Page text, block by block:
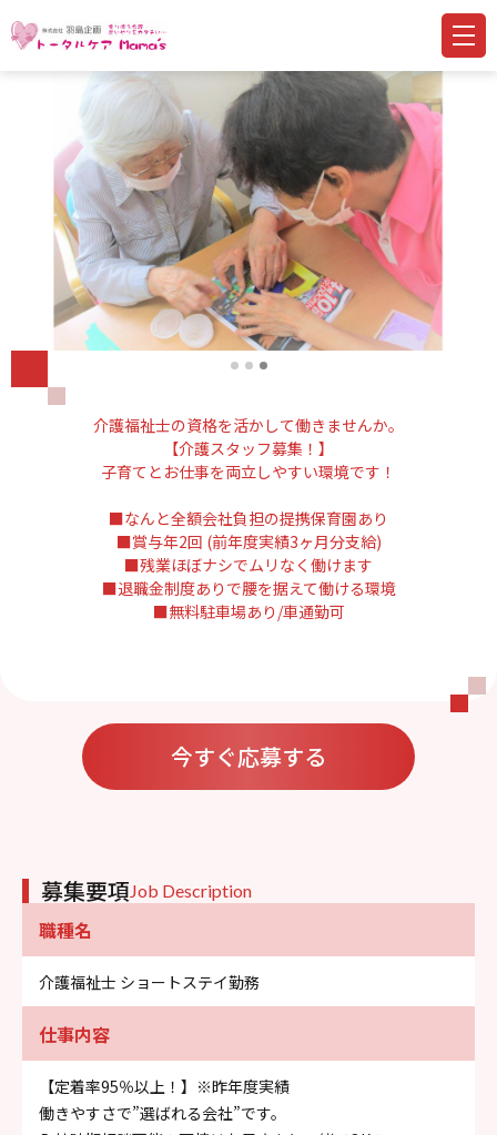
介護福祉士の資格を活かして働きませんか。
【介護スタッフ募集！】
子育てとお仕事を両立しやすい環境です！
■なんと全額会社負担の提携保育園あり
■賞与年2回 (前年度実績3ヶ月分支給)
■残業ほぼナシでムリなく働けます
■退職金制度ありで腰を据えて働ける環境
■無料駐車場あり/車通勤可
今すぐ応募する
募集要項Job Description
職種名
介護福祉士 ショートステイ勤務
仕事内容
【定着率95％以上！】※昨年度実績
働きやすさで”選ばれる会社”です。